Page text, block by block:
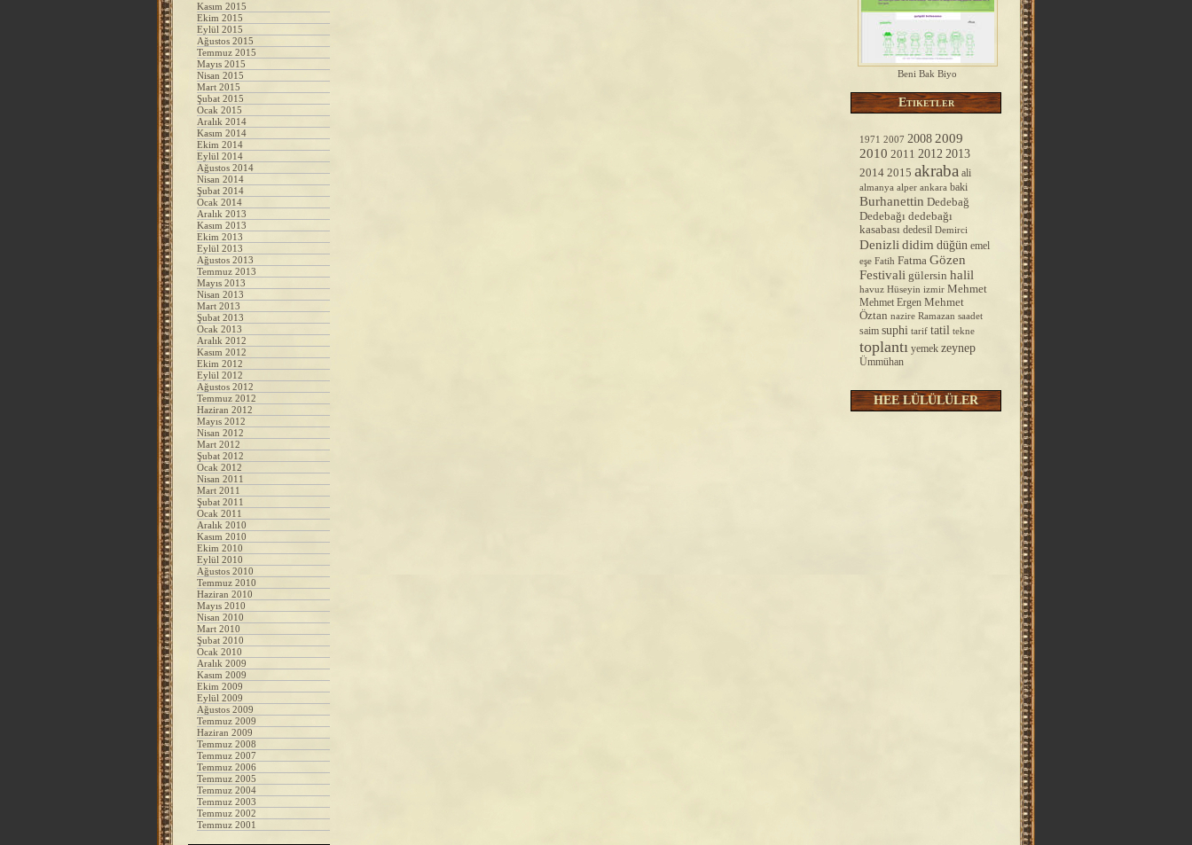
Kasım 2015
Ekim 2015
Eylül 2015
Ağustos 2015
Temmuz 2015
Mayıs 2015
Nisan 2015
Mart 2015
Şubat 2015
Ocak 2015
Aralık 2014
Kasım 2014
Ekim 2014
Eylül 2014
Ağustos 2014
Nisan 2014
Şubat 2014
Ocak 2014
Aralık 2013
Kasım 2013
Ekim 2013
Eylül 2013
Ağustos 2013
Temmuz 2013
Mayıs 2013
Nisan 2013
Mart 2013
Şubat 2013
Ocak 2013
Aralık 2012
Kasım 2012
Ekim 2012
Eylül 2012
Ağustos 2012
Temmuz 2012
Haziran 2012
Mayıs 2012
Nisan 2012
Mart 2012
Şubat 2012
Ocak 2012
Nisan 2011
Mart 2011
Şubat 2011
Ocak 2011
Aralık 2010
Kasım 2010
Ekim 2010
Eylül 2010
Ağustos 2010
Temmuz 2010
Haziran 2010
Mayıs 2010
Nisan 2010
Mart 2010
Şubat 2010
Ocak 2010
Aralık 2009
Kasım 2009
Ekim 2009
Eylül 2009
Ağustos 2009
Temmuz 2009
Haziran 2009
Temmuz 2008
Temmuz 2007
Temmuz 2006
Temmuz 2005
Temmuz 2004
Temmuz 2003
Temmuz 2002
Temmuz 2001
Beni Bak Biyo
Etiketler
1971 2007 2008 2009
2010 2011 2012 2013
2014 2015 akraba ali
almanya alper ankara baki
Burhanettin Dedebağ
Dedebağı dedebağı
kasabası dedesil Demirci
Denizli didim düğün emel
eşe Fatih Fatma Gözen
Festivali gülersin halil
havuz Hüseyin izmir Mehmet
Mehmet Ergen Mehmet
Öztan nazire Ramazan saadet
saim suphi tarif tatil tekne
toplantı yemek zeynep
Ümmühan
HEE LÜLÜLÜLER